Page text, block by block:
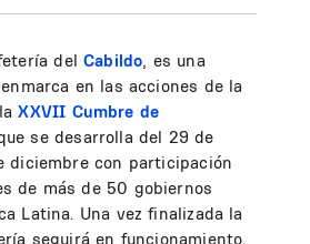
delCabildo, es una
en las acciones de la
XXVII Cumbre de
se desarrolla del 29 de
diciembre con participación
de más de 50 gobiernos
Latina. Una vez finalizada la
seguirá en funcionamiento.